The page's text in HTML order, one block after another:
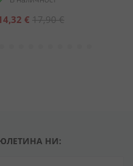
€ 17,90 €
НИ: